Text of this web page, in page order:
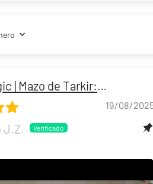
| Mazo de Tarkir:
Commander
19/08/
J.Z.